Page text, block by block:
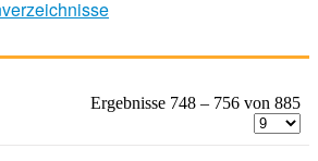
Ergebnisse 748 – 756 von 885